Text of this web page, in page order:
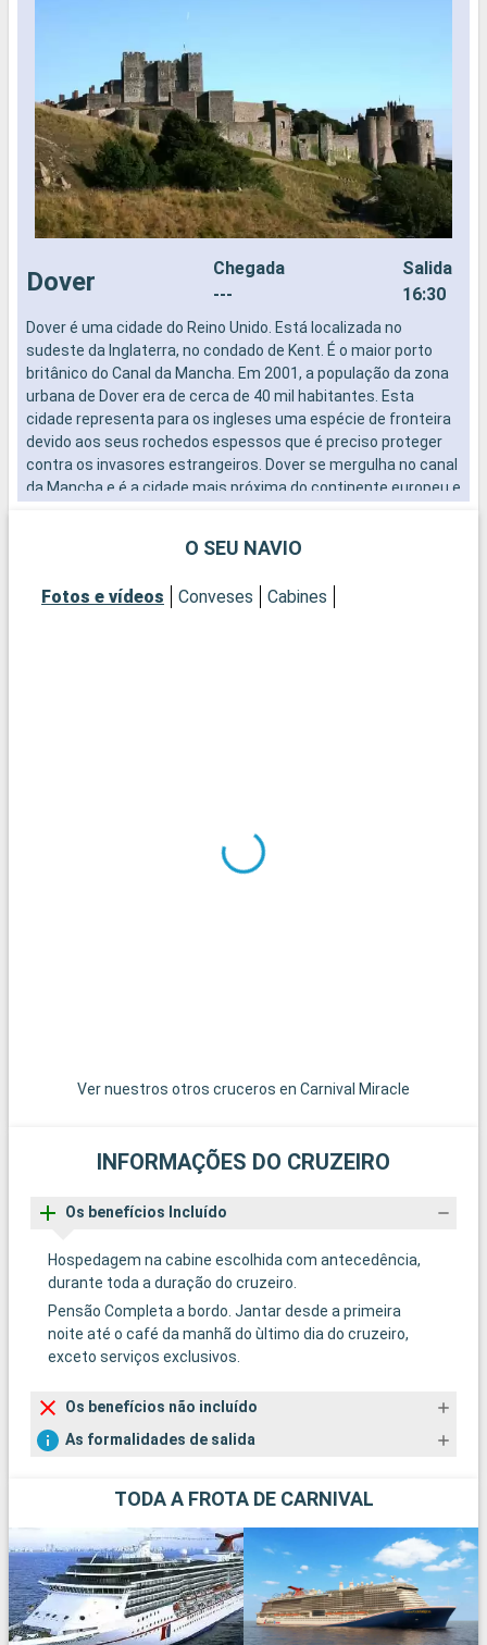
Dover
Chegada
---
Salida
16:30
Dover é uma cidade do Reino Unido. Está localizada no
sudeste da Inglaterra, no condado de Kent. É o maior porto
britânico do Canal da Mancha. Em 2001, a população da zona
urbana de Dover era de cerca de 40 mil habitantes. Esta
cidade representa para os ingleses uma espécie de fronteira
devido aos seus rochedos espessos que é preciso proteger
contra os invasores estrangeiros. Dover se mergulha no canal
da Mancha e é a cidade mais próxima do continente europeu e
O SEU NAVIO
Fotos e vídeos Conveses Cabines
Ver nuestros otros cruceros en Carnival Miracle
INFORMAÇÕES DO CRUZEIRO
Os benefícios Incluído
Hospedagem na cabine escolhida com antecedência,
durante toda a duração do cruzeiro.
Pensão Completa a bordo. Jantar desde a primeira
noite até o café da manhã do ùltimo dia do cruzeiro,
exceto serviços exclusivos.
Os benefícios não incluído
As formalidades de salida
TODA A FROTA DE CARNIVAL